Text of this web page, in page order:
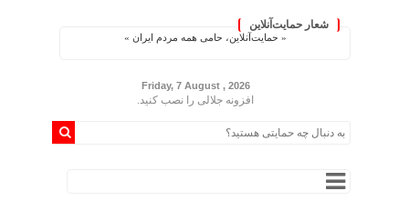
شعار حمایت‌آنلاین
« حمایت‌آنلاین، حامی همه مردم ایران »
Friday, 7 August , 2026
افزونه جلالی را نصب کنید.